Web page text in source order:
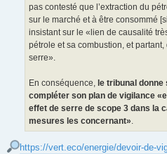
pas contesté que l’extraction du
sur le marché et à être consommé
insistant sur le «lien de causalité
pétrole et sa combustion, et
serre».
En conséquence, le tribunal
compléter son plan de vigilance
effet de serre de scope 3 dans la
mesures les concernant».
https://vert.eco/energie/devoir-de-